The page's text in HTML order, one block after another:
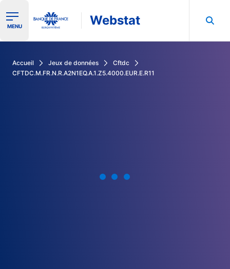
Ouvrir le menu de navigation
MENU Webstat
Accueil Jeux de données
Cftdc
CFTDC.M.FR.N.R.A2N1EQ.A.1.Z5.4000.EUR.E.R11